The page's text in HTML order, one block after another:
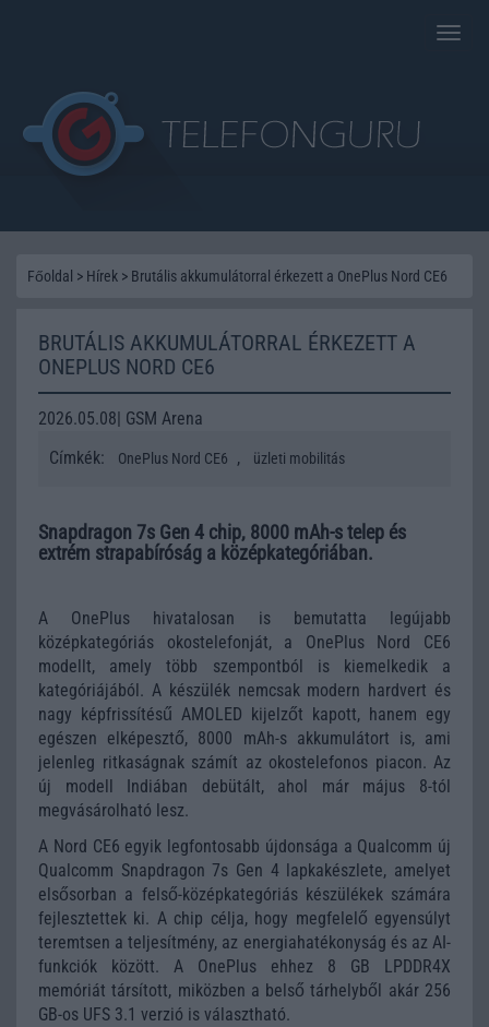
Toggle
Főoldal > Hírek > Brutális akkumulátorral érkezett a OnePlus Nord CE6
BRUTÁLIS AKKUMULÁTORRAL ÉRKEZETT A
ONEPLUS NORD CE6
2026.05.08| GSM Arena
Címkék:
OnePlus Nord CE6 , üzleti mobilitás
Snapdragon 7s Gen 4 chip, 8000 mAh-s telep és
extrém strapabíróság a középkategóriában.
A OnePlus hivatalosan is bemutatta legújabb
középkategóriás okostelefonját, a OnePlus Nord CE6
modellt, amely több szempontból is kiemelkedik a
kategóriájából. A készülék nemcsak modern hardvert és
nagy képfrissítésű AMOLED kijelzőt kapott, hanem egy
egészen elképesztő, 8000 mAh-s akkumulátort is, ami
jelenleg ritkaságnak számít az okostelefonos piacon. Az
új modell Indiában debütált, ahol már május 8-tól
megvásárolható lesz.
A Nord CE6 egyik legfontosabb újdonsága a Qualcomm új
Qualcomm Snapdragon 7s Gen 4 lapkakészlete, amelyet
elsősorban a felső-középkategóriás készülékek számára
fejlesztettek ki. A chip célja, hogy megfelelő egyensúlyt
teremtsen a teljesítmény, az energiahatékonyság és az AI-
funkciók között. A OnePlus ehhez 8 GB LPDDR4X
memóriát társított, miközben a belső tárhelyből akár 256
GB-os UFS 3.1 verzió is választható.